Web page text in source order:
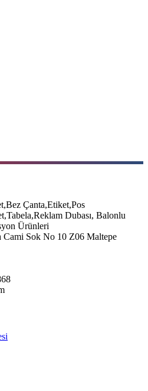
Çanta,Etiket,Pos
Dubası, Balonlu
Ürünleri
Cami Sok No 10 Z06 Maltepe